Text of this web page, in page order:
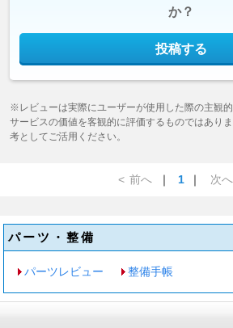
か？
投稿する
※レビューは実際にユーザーが使用した際の主観
サービスの価値を客観的に評価するものではあり
考としてご活用ください。
< 前へ ｜ 1 ｜ 次へ
パーツ・整備
パーツレビュー 整備手帳